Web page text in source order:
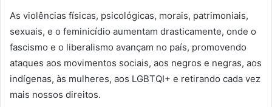
As violências físicas, psicológicas, morais, patrimoniais,
sexuais, e o feminicídio aumentam drasticamente, onde o
fascismo e o liberalismo avançam no país, promovendo
ataques aos movimentos sociais, aos negros e negras, aos
indígenas, às mulheres, aos LGBTQI+ e retirando cada vez
mais nossos direitos.